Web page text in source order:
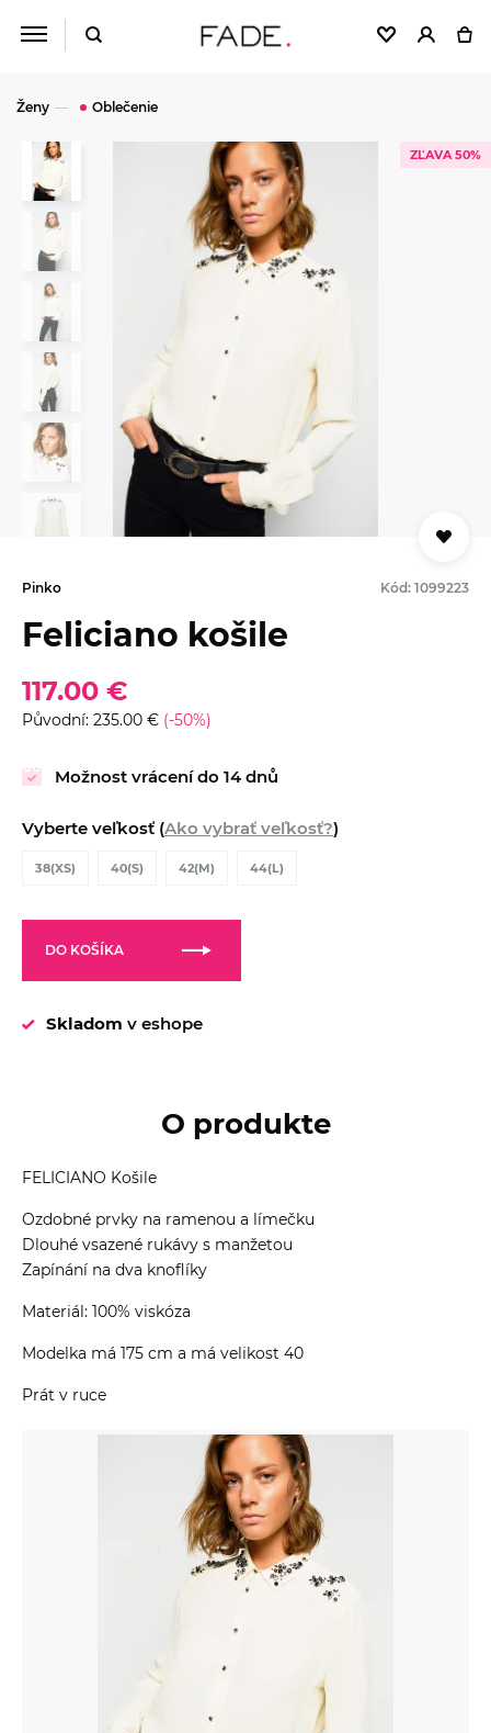
Ženy Oblečenie
ZĽAVA 50%
Pinko Kód: 1099223
Feliciano košile
117.00 €
Původní: 235.00 € (-50%)
Možnost vrácení do 14 dnů
Vyberte veľkosť (Ako vybrať veľkosť?)
38(XS) 40(S) 42(M) 44(L)
DO KOŠÍKA
Skladom v eshope
O produkte
FELICIANO Košile
Ozdobné prvky na ramenou a límečku
Dlouhé vsazené rukávy s manžetou
Zapínání na dva knoflíky
Materiál: 100% viskóza
Modelka má 175 cm a má velikost 40
Prát v ruce